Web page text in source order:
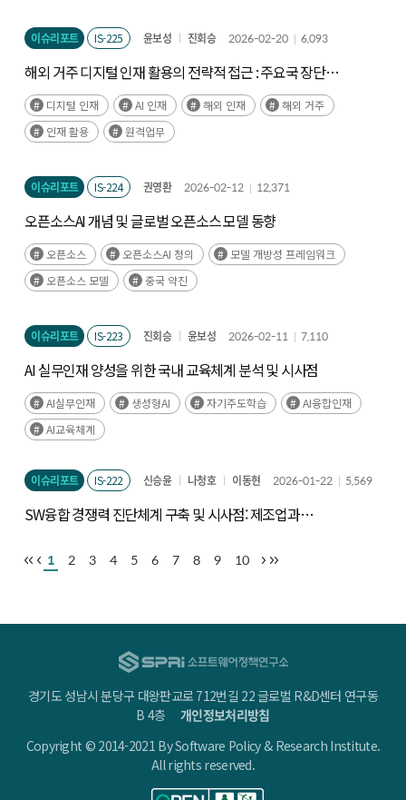
이슈리포트 IS-225 윤보성 진회승 2026-02-20 6,093
해외 거주 디지털 인재 활용의 전략적 접근 : 주요국 장단점
분석을 중심으로
디지털 인재 AI 인재 해외 인재
해외 거주
인재 활용
원격업무
이슈리포트 IS-224 권영환 2026-02-12 12,371
오픈소스AI 개념 및 글로벌 오픈소스 모델 동향
오픈소스 오픈소스AI 정의
모델 개방성 프레임워크
오픈소스 모델
중국 약진
이슈리포트 IS-223 진회승 윤보성 2026-02-11 7,110
AI 실무인재 양성을 위한 국내 교육체계 분석 및 시사점
AI실무인재 생성형AI 자기주도학습
AI융합인재
AI교육체계
이슈리포트 IS-222 신승윤 나청호 이동현 2026-01-22 5,569
SW융합 경쟁력 진단체계 구축 및 시사점: 제조업과
1 2 3 4 5 6 7 8 9 10
경기도 성남시 분당구 대왕판교로 712번길 22 글로벌 R&D센터 연구동
B 4층개인정보처리방침
Copyright © 2014-2021 By Software Policy & Research Institute.
All rights reserved.